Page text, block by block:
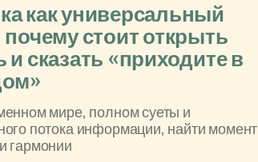
как универсальный
стоит открыть
и сказать «приходите в
мире, полном суеты и
потока информации, найти момент
гармонии